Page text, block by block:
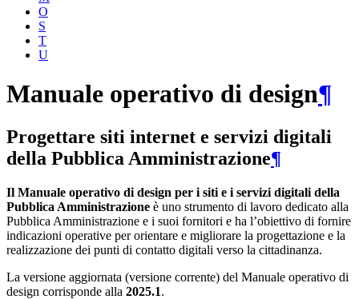
O
S
T
U
Manuale operativo di design¶
Progettare siti internet e servizi digitali
della Pubblica Amministrazione¶
Il Manuale operativo di design per i siti e i servizi digitali della
Pubblica Amministrazione è uno strumento di lavoro dedicato alla
Pubblica Amministrazione e i suoi fornitori e ha l’obiettivo di fornire
indicazioni operative per orientare e migliorare la progettazione e la
realizzazione dei punti di contatto digitali verso la cittadinanza.
La versione aggiornata (versione corrente) del Manuale operativo di
design corrisponde alla 2025.1.